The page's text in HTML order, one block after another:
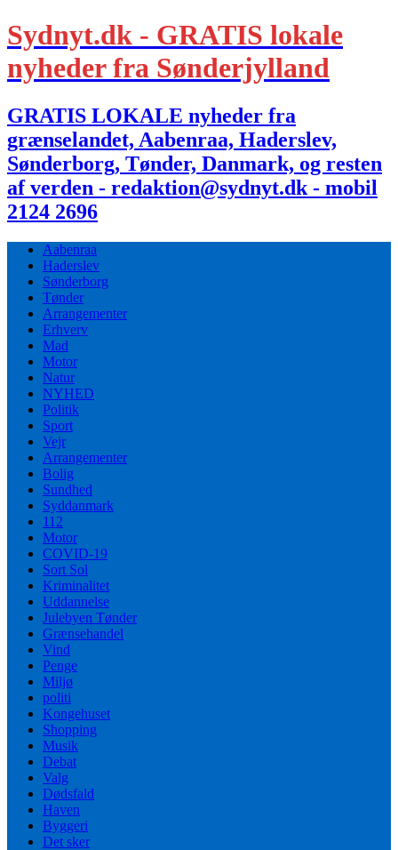
Sydnyt.dk - GRATIS lokale
nyheder fra Sønderjylland
GRATIS LOKALE nyheder fra
grænselandet, Aabenraa, Haderslev,
Sønderborg, Tønder, Danmark, og resten
af verden - redaktion@sydnyt.dk - mobil
2124 2696
Aabenraa
Haderslev
Sønderborg
Tønder
Arrangementer
Erhverv
Mad
Motor
Natur
NYHED
Politik
Sport
Vejr
Arrangementer
Bolig
Sundhed
Syddanmark
112
Motor
COVID-19
Sort Sol
Kriminalitet
Uddannelse
Julebyen Tønder
Grænsehandel
Vind
Penge
Miljø
politi
Kongehuset
Shopping
Musik
Debat
Valg
Dødsfald
Haven
Byggeri
Det sker